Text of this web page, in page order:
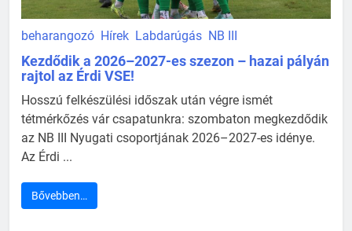
beharangozó Hírek Labdarúgás NB III
Kezdődik a 2026–2027-es szezon – hazai pályán
rajtol az Érdi VSE!
Hosszú felkészülési időszak után végre ismét
tétmérkőzés vár csapatunkra: szombaton megkezdődik
az NB III Nyugati csoportjának 2026–2027-es idénye.
Az Érdi ...
Bővebben…